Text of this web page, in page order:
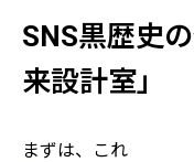
SNS黒歴史
来設計室」
まずは、これ